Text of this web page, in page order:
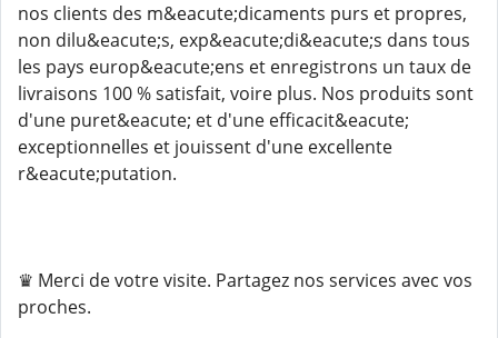
nos clients des m&eacute;dicaments purs et propres,
non dilu&eacute;s, exp&eacute;di&eacute;s dans tous
les pays europ&eacute;ens et enregistrons un taux de
livraisons 100 % satisfait, voire plus. Nos produits sont
d'une puret&eacute; et d'une efficacit&eacute;
exceptionnelles et jouissent d'une excellente
r&eacute;putation.
♛ Merci de votre visite. Partagez nos services avec vos
proches.